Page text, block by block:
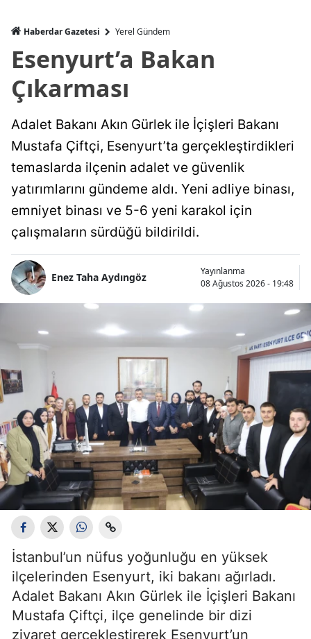
Haberdar Gazetesi Yerel Gündem
Esenyurt’a Bakan
Çıkarması
Adalet Bakanı Akın Gürlek ile İçişleri Bakanı
Mustafa Çiftçi, Esenyurt’ta gerçekleştirdikleri
temaslarda ilçenin adalet ve güvenlik
yatırımlarını gündeme aldı. Yeni adliye binası,
emniyet binası ve 5-6 yeni karakol için
çalışmaların sürdüğü bildirildi.
Enez Taha Aydıngöz
Yayınlanma
08 Ağustos 2026 - 19:48
İstanbul’un nüfus yoğunluğu en yüksek
ilçelerinden Esenyurt, iki bakanı ağırladı.
Adalet Bakanı Akın Gürlek ile İçişleri Bakanı
Mustafa Çiftçi, ilçe genelinde bir dizi
ziyaret gerçekleştirerek Esenyurt’un